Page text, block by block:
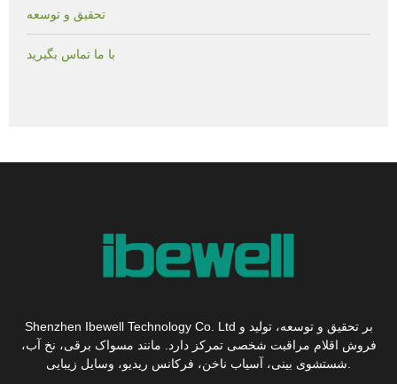
تحقیق و توسعه
با ما تماس بگیرید
Shenzhen Ibewell Technology Co. Ltd بر تحقیق و توسعه، تولید و
فروش اقلام مراقبت شخصی تمرکز دارد. مانند مسواک برقی، نخ آب،